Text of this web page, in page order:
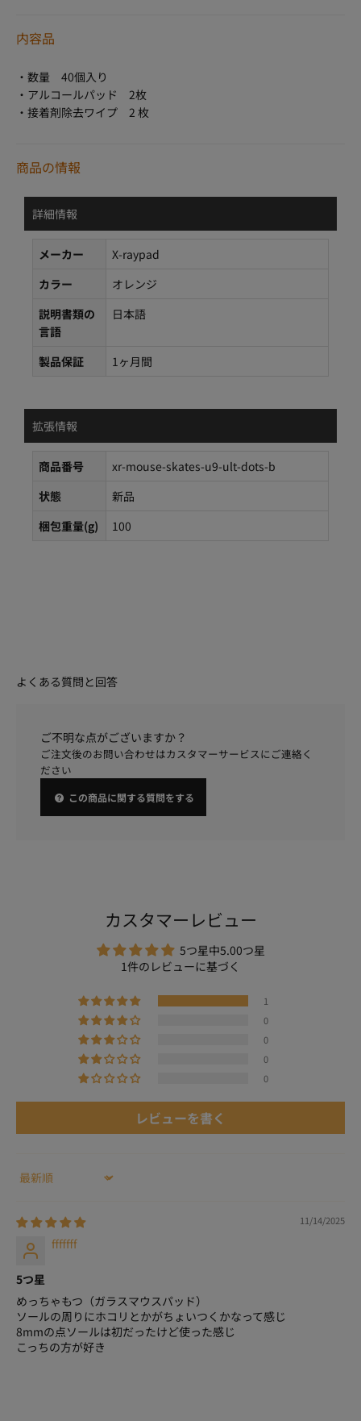
内容品
・数量 40個入り
・アルコールパッド 2枚
・接着剤除去ワイプ 2 枚
商品の情報
詳細情報
メーカー
X-raypad
カラー
オレンジ
説明書類の
言語
日本語
製品保証 1ヶ月間
拡張情報
商品番号
xr-mouse-skates-u9-ult-dots-b
状態
新品
梱包重量(g)
100
よくある質問と回答
ご不明な点がございますか？
ご注文後のお問い合わせはカスタマーサービスにご連絡く
ださい
この商品に関する質問をする
カスタマーレビュー
5つ星中5.00つ星
1件のレビューに基づく
1
0
0
0
0
レビューを書く
Sort by
11/14/2025
fffffff
5つ星
めっちゃもつ（ガラスマウスパッド）
ソールの周りにホコリとかがちょいつくかなって感じ
8mmの点ソールは初だったけど使った感じ
こっちの方が好き